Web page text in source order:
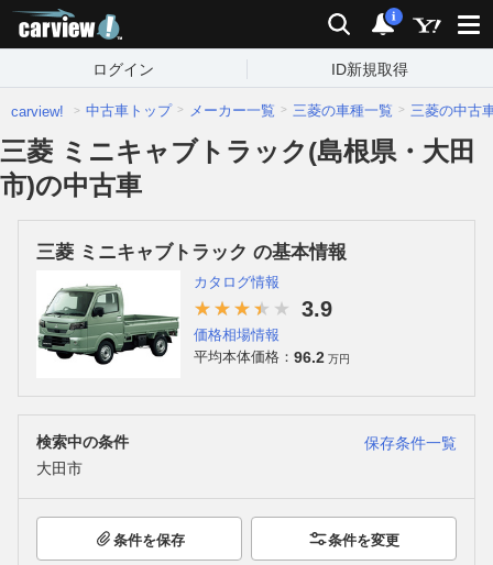
検索 通知
i
ログイン ID新規取得
carview! 中古車トップ メーカー一覧 三菱の車種一覧 三菱の中古
三菱 ミニキャブトラック(島根県・大田
市)の中古車
三菱 ミニキャブトラック の基本情報
カタログ情報
3.9
価格相場情報
平均本体価格： 96.2 万円
検索中の条件
保存条件一覧
大田市
条件を保存 条件を変更